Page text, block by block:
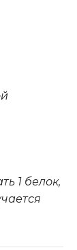
1 белок,